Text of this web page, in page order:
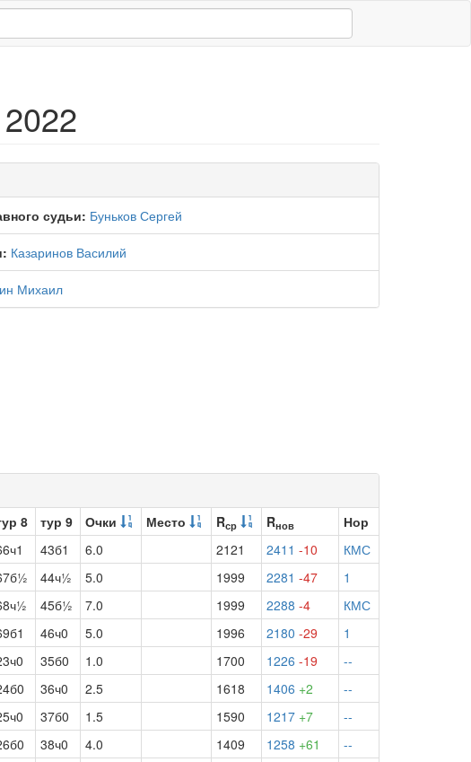
судьи: Буньков Сергей
Казаринов Василий
Михаил
8 тур 9 Очки Место Rср Rнов
Нор
43б1 6.0 2121 2411 -10
КМС
44ч½ 5.0 1999 2281 -47
1
45б½ 7.0 1999 2288 -4
КМС
46ч0 5.0 1996 2180 -29
1
35б0 1.0 1700 1226 -19
--
36ч0 2.5 1618 1406 +2
--
37б0 1.5 1590 1217 +7
--
38ч0 4.0 1409 1258 +61
--